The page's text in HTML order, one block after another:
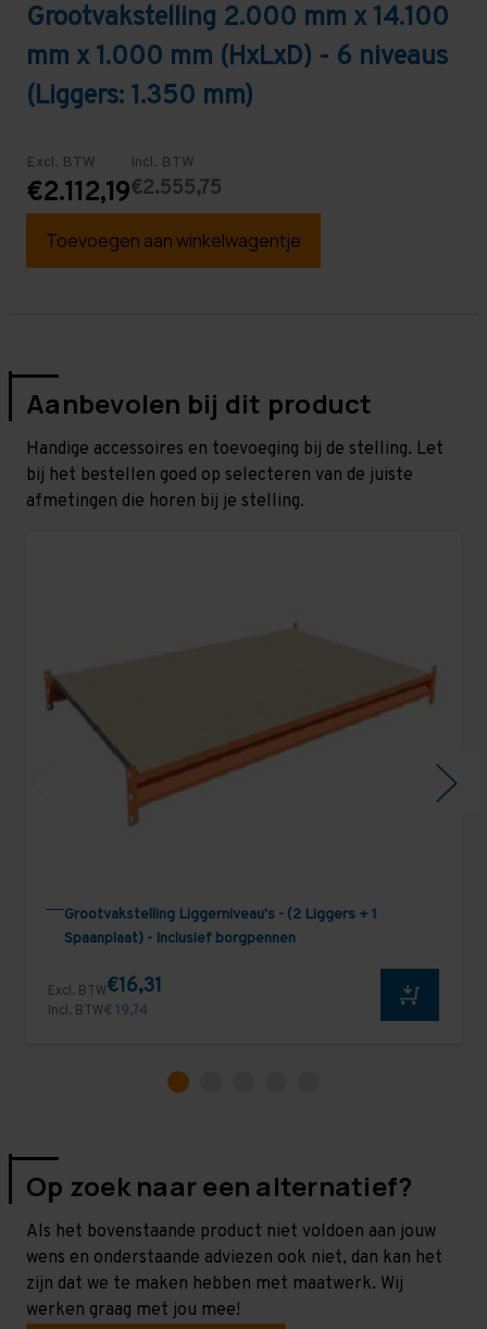
Grootvakstelling 2.000 mm x 14.100
mm x 1.000 mm (HxLxD) - 6 niveaus
(Liggers: 1.350 mm)
Excl. BTW
€2.112,19
Incl. BTW
€2.555,75
Toevoegen aan winkelwagentje
Aanbevolen bij dit product
Handige accessoires en toevoeging bij de stelling. Let
bij het bestellen goed op selecteren van de juiste
afmetingen die horen bij je stelling.
Grootvakstelling Liggerniveau's - (2 Liggers + 1
Spaanplaat) - Inclusief borgpennen
Excl. BTW€16,31
Incl. BTW€ 19,74
Op zoek naar een alternatief?
Als het bovenstaande product niet voldoen aan jouw
wens en onderstaande adviezen ook niet, dan kan het
zijn dat we te maken hebben met maatwerk. Wij
werken graag met jou mee!